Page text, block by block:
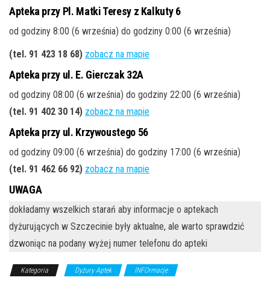
Apteka przy Pl. Matki Teresy z Kalkuty 6
od godziny 8:00 (6 września) do godziny 0:00 (6 września)
(tel. 91 423 18 68) zobacz na mapie
Apteka przy ul. E. Gierczak 32A
od godziny 08:00 (6 września) do godziny 22:00 (6 września)
(tel. 91 402 30 14) zobacz na mapie
Apteka przy ul. Krzywoustego 56
od godziny 09:00 (6 września) do godziny 17:00 (6 września)
(tel. 91 462 66 92) zobacz na mapie
UWAGA
dokładamy wszelkich starań aby informacje o aptekach
dyżurujących w Szczecinie były aktualne, ale warto sprawdzić
dzwoniąc na podany wyżej numer telefonu do apteki
Kategoria Dyżury Aptek INFOrmacje